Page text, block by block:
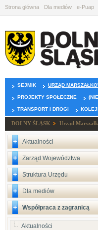
Strona główna Dla mediów e-Puap
SEJMIK URZĄD
PROJEKTY SPOŁECZNE
TRANSPORT I DROGI
DOLNY ŚLĄSK Urząd
Aktualności
Zarząd Województwa
Struktura Urzędu
Dla mediów
Współpraca z zagranicą
Aktualności